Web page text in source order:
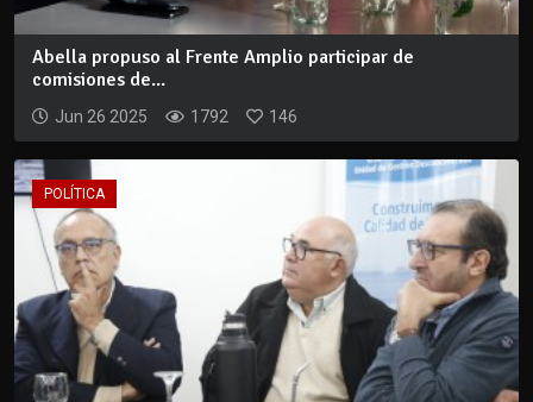
Abella propuso al Frente Amplio participar de
comisiones de...
Jun 26 2025 1792 146
POLÍTICA